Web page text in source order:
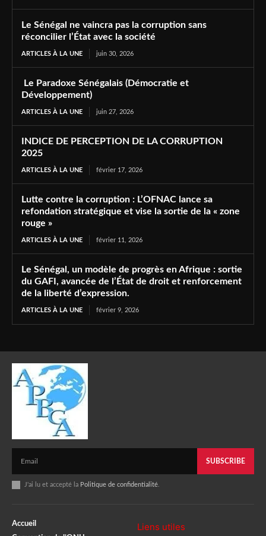
Le Sénégal ne vaincra pas la corruption sans
réconcilier l’État avec la société
ARTICLES À LA UNE juin 30, 2026
Le Paradoxe Sénégalais (Démocratie et
Développement)
ARTICLES À LA UNE juin 27, 2026
INDICE DE PERCEPTION DE LA CORRUPTION
2025
ARTICLES À LA UNE février 17, 2026
Lutte contre la corruption : L’OFNAC lance sa
refondation stratégique et vise la sortie de la « zone
rouge »
ARTICLES À LA UNE février 11, 2026
Le Sénégal, un modèle de progrès en Afrique : sortie
du GAFI, avancée de l’État de droit et renforcement
de la liberté d’expression.
ARTICLES À LA UNE février 9, 2026
SUBSCRIBE
J'ai lu et accepté la Politique de confidentialité
Accueil
Liens utiles